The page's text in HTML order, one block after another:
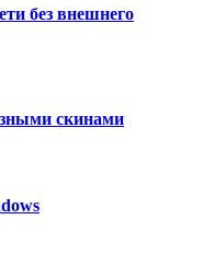
без внешнего
скинами